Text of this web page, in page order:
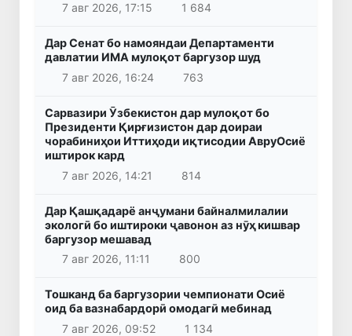
7 авг 2026, 17:15
1 684
Дар Сенат бо намояндаи Департаменти
давлатии ИМА мулоқот баргузор шуд
7 авг 2026, 16:24
763
Сарвазири Ӯзбекистон дар мулоқот бо
Президенти Қирғизистон дар доираи
чорабиниҳои Иттиҳоди иқтисодии АвруОсиё
иштирок кард
7 авг 2026, 14:21
814
Дар Қашқадарё анҷумани байналмилалии
экологӣ бо иштироки ҷавонон аз нӯҳ кишвар
баргузор мешавад
7 авг 2026, 11:11
800
Тошканд ба баргузории чемпионати Осиё
оид ба вазнабардорӣ омодагӣ мебинад
7 авг 2026, 09:52
1 134